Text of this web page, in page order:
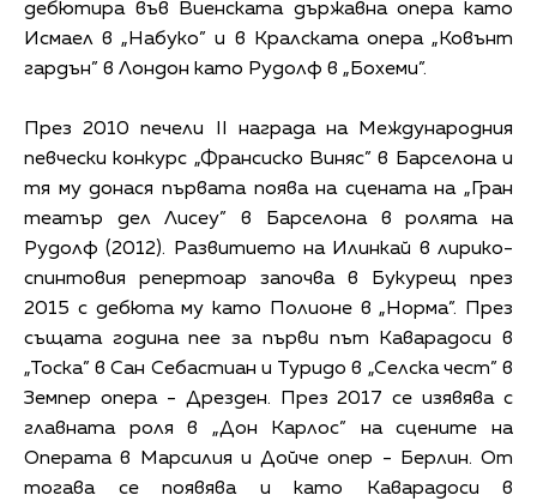
дебютира във Виенската държавна опера като
Исмаел в „Набуко” и в Кралската опера „Ковънт
гардън” в Лондон като Рудолф в „Бохеми”.
През 2010 печели II награда на Международния
певчески конкурс „Франсиско Виняс” в Барселона и
тя му донася първата поява на сцената на „Гран
театър дел Лисеу” в Барселона в ролята на
Рудолф (2012). Развитието на Илинкай в лирико-
спинтовия репертоар започва в Букурещ през
2015 с дебюта му като Полионе в „Норма”. През
същата година пее за първи път Каварадоси в
„Тоска” в Сан Себастиан и Туридо в „Селска чест” в
Земпер опера - Дрезден. През 2017 се изявява с
главната роля в „Дон Карлос” на сцените на
Операта в Марсилия и Дойче опер - Берлин. От
тогава се появява и като Каварадоси в